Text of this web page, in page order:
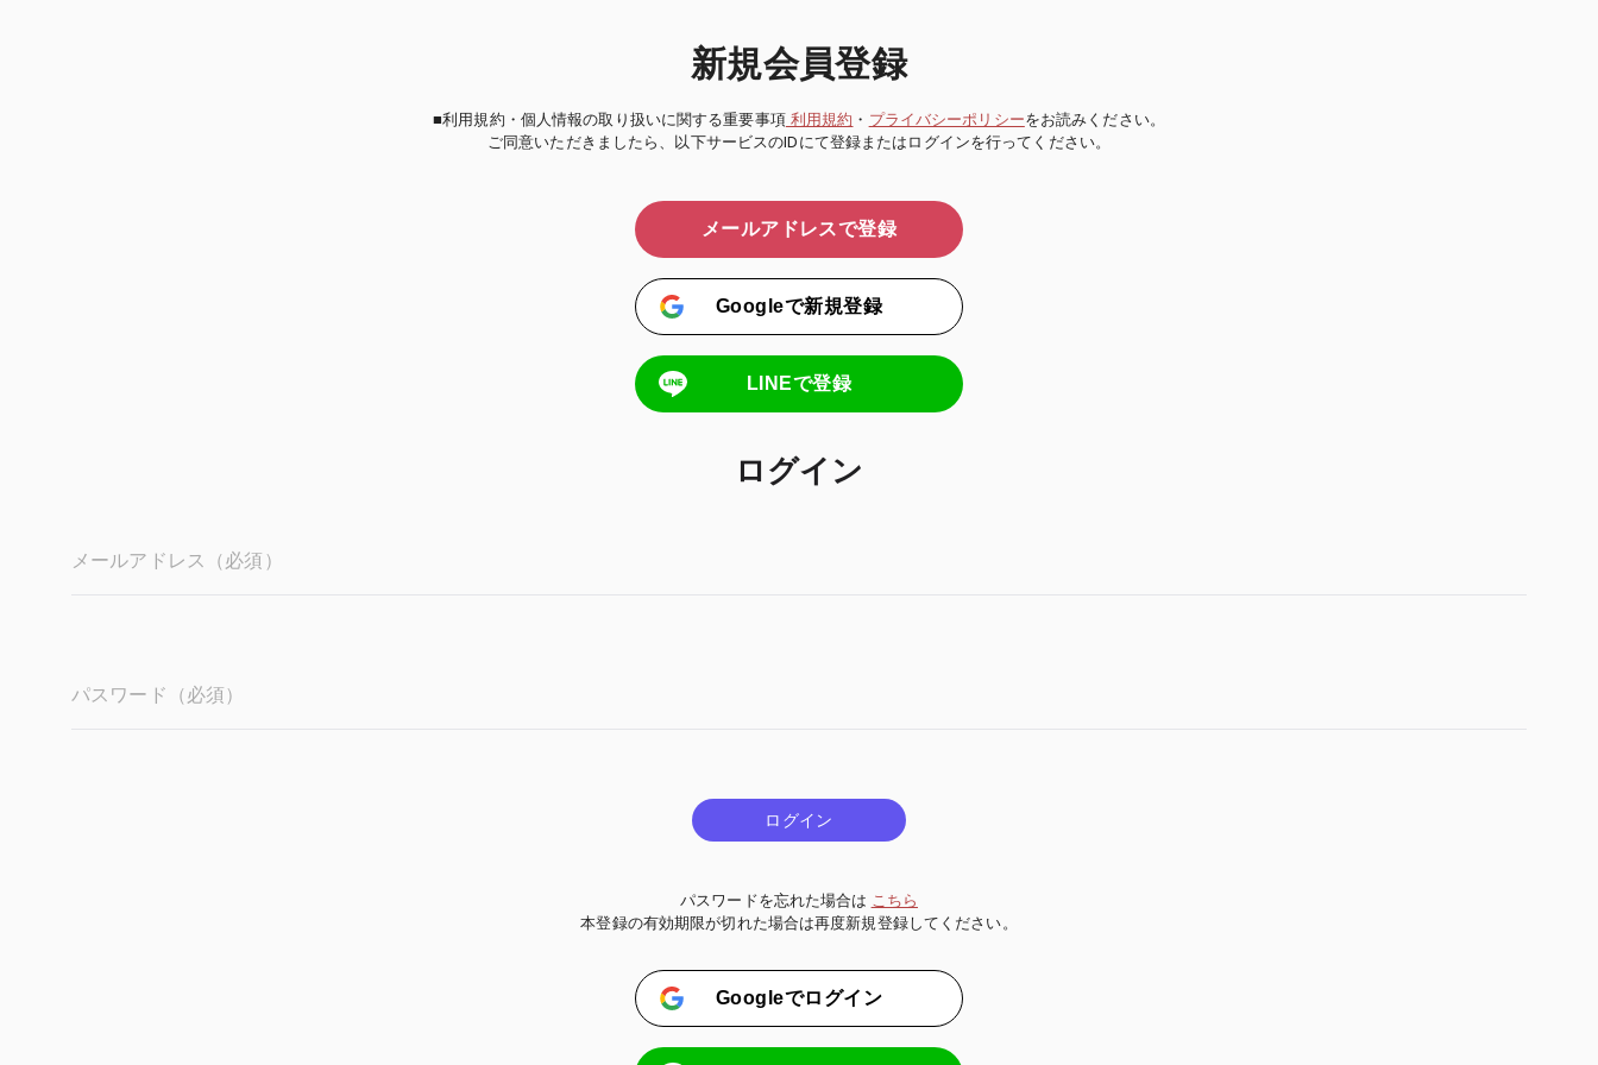
新規会員登録
■利用規約・個人情報の取り扱いに関する重要事項利用規約 ・ プライバシーポリシーをお読みください。
ご同意いただきましたら、以下サービスのIDにて登録またはログインを行ってください。
メールアドレスで登録
Googleで新規登録
LINEで登録
ログイン
メールアドレス（必須）
パスワード（必須）
ログイン
パスワードを忘れた場合は こちら
本登録の有効期限が切れた場合は再度新規登録してください。
Googleでログイン